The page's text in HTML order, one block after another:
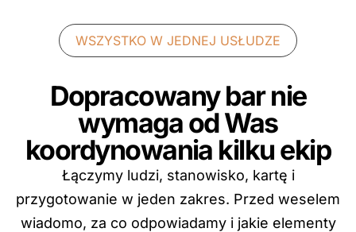
WSZYSTKO W JEDNEJ USŁUDZE
Dopracowany bar nie
wymaga od Was
koordynowania kilku ekip
Łączymy ludzi, stanowisko, kartę i
przygotowanie w jeden zakres. Przed weselem
wiadomo, za co odpowiadamy i jakie elementy